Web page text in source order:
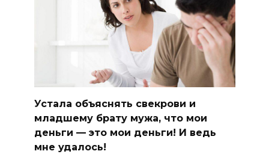
Устала объяснять свекрови и
младшему брату мужа, что мои
деньги — это мои деньги! И ведь
мне удалось!